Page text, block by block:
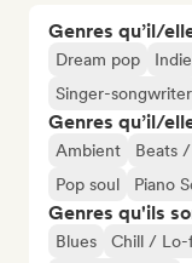
Genres qu’il/
Dream pop
Singer-songwriter
Genres qu’il/
Ambient Beats
Pop soul
Piano
Genres qu'ils
Blues Chill / Lo-